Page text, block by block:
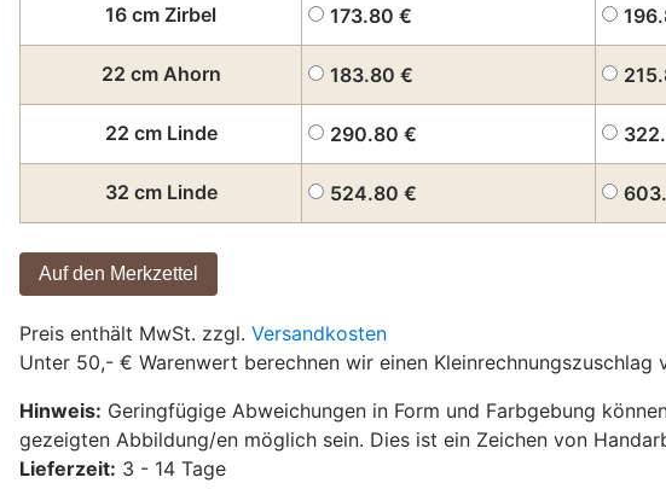
16 cm Zirbel 173.80 €
22 cm Ahorn 183.80 €
22 cm Linde 290.80 €
32 cm Linde 524.80 €
Preis enthält MwSt. zzgl. Versandkosten
Unter 50,- € Warenwert berechnen wir einen Kleinrechnungszuschlag
Hinweis: Geringfügige Abweichungen in Form und Farbgebung
gezeigten Abbildung/en möglich sein. Dies ist ein Zeichen von
Lieferzeit: 3 - 14 Tage